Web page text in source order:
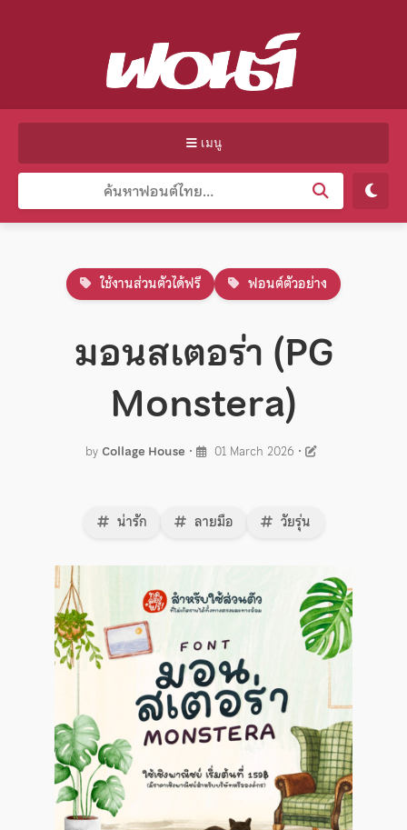
เมนู
ใช้งานส่วนตัวได้ฟรี ฟอนต์ตัวอย่าง
มอนสเตอร่า (PG
Monstera)
by Collage House • 01 March 2026 •
น่ารัก ลายมือ วัยรุ่น